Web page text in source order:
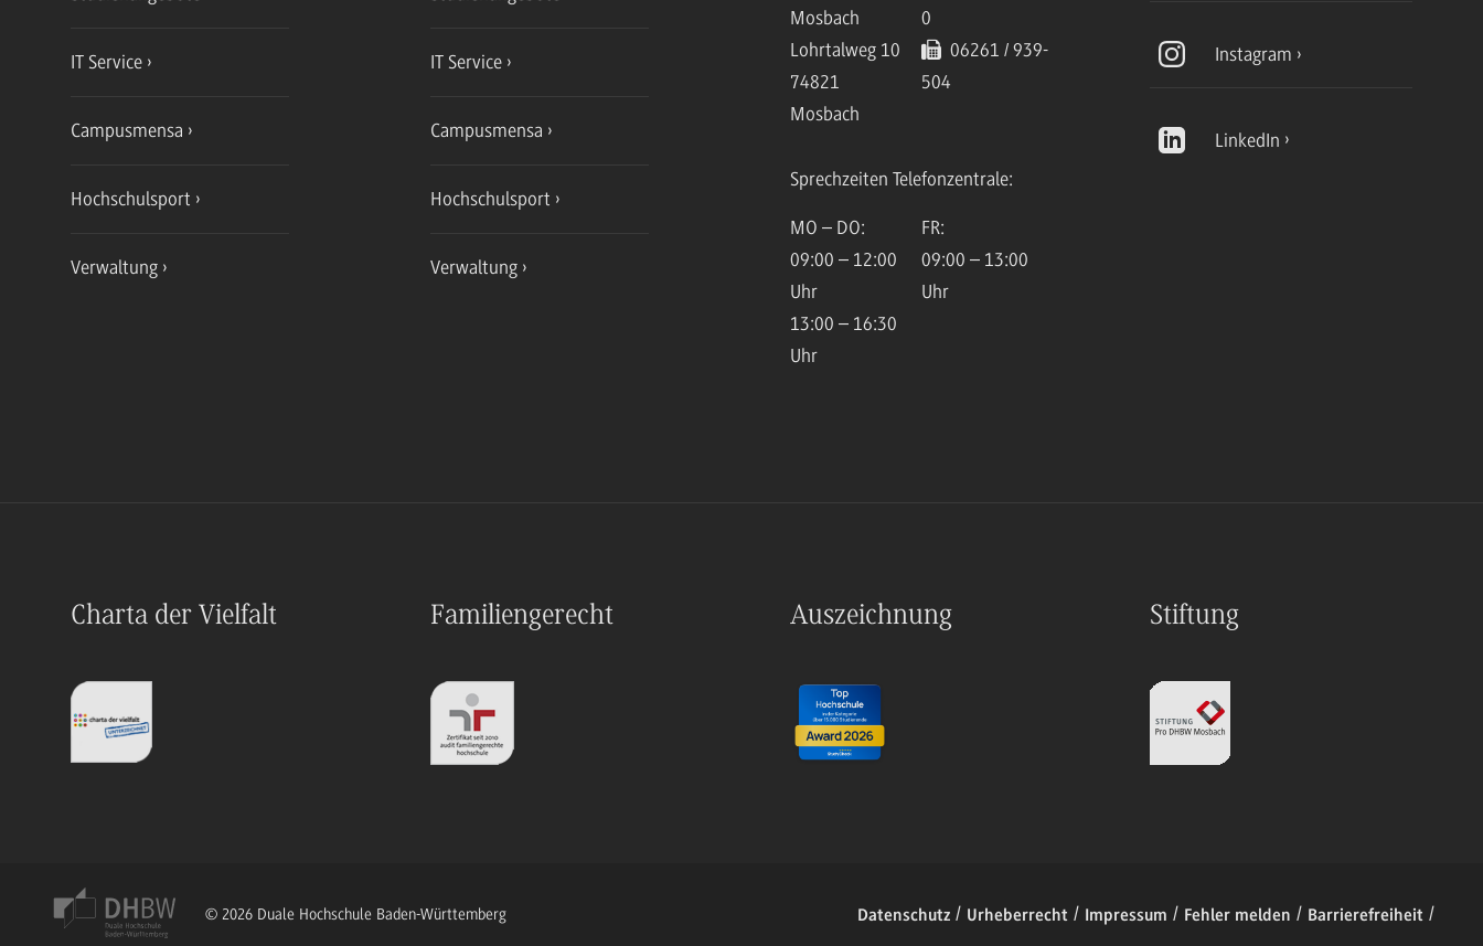
IT Service
Campusmensa
Hochschulsport
Verwaltung
IT Service
Campusmensa
Hochschulsport
Verwaltung
Mosbach
Lohrtalweg 10
74821
Mosbach
0
06261 / 939-
504
Sprechzeiten Telefonzentrale:
MO – DO:
09:00 – 12:00
Uhr
13:00 – 16:30
Uhr
FR:
09:00 – 13:00
Uhr
Instagram
LinkedIn
Charta der Vielfalt Familiengerecht Auszeichnung Stiftung
© 2026 Duale Hochschule Baden-Württemberg Datenschutz Urheberrecht Impressum Fehler melden Barrierefreiheit